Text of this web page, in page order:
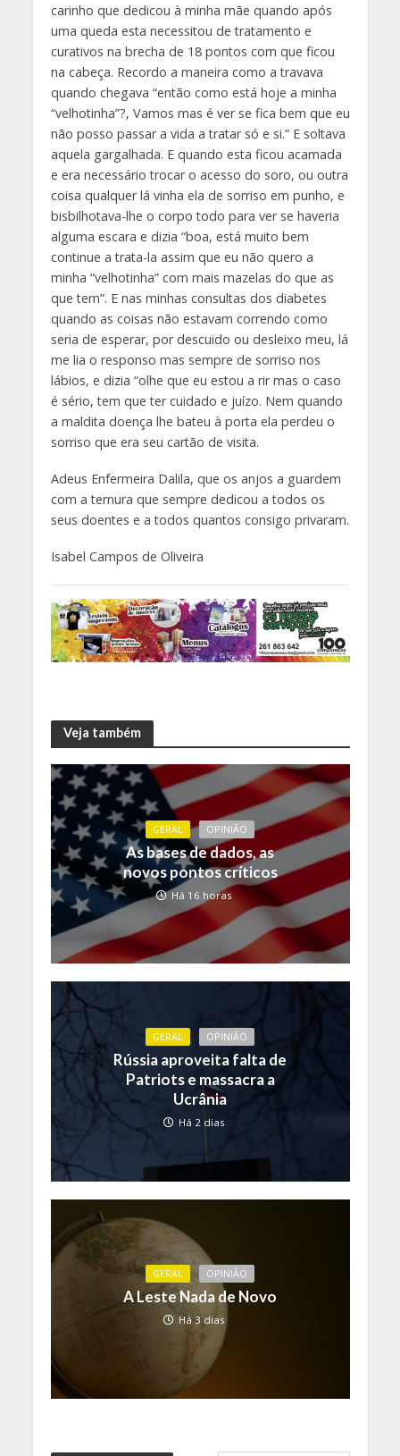
carinho que dedicou à minha mãe quando após
uma queda esta necessitou de tratamento e
curativos na brecha de 18 pontos com que ficou
na cabeça. Recordo a maneira como a travava
quando chegava “então como está hoje a minha
“velhotinha”?, Vamos mas é ver se fica bem que eu
não posso passar a vida a tratar só e si.” E soltava
aquela gargalhada. E quando esta ficou acamada
e era necessário trocar o acesso do soro, ou outra
coisa qualquer lá vinha ela de sorriso em punho, e
bisbilhotava-lhe o corpo todo para ver se haveria
alguma escara e dizia “boa, está muito bem
continue a trata-la assim que eu não quero a
minha “velhotinha” com mais mazelas do que as
que tem”. E nas minhas consultas dos diabetes
quando as coisas não estavam correndo como
seria de esperar, por descuido ou desleixo meu, lá
me lia o responso mas sempre de sorriso nos
lábios, e dizia “olhe que eu estou a rir mas o caso
é sério, tem que ter cuidado e juízo. Nem quando
a maldita doença lhe bateu à porta ela perdeu o
sorriso que era seu cartão de visita.
Adeus Enfermeira Dalila, que os anjos a guardem
com a ternura que sempre dedicou a todos os
seus doentes e a todos quantos consigo privaram.
Isabel Campos de Oliveira
Veja também
GERAL OPINIÃO
As bases de dados, as
novos pontos críticos
Há 16 horas
GERAL OPINIÃO
Rússia aproveita falta de
Patriots e massacra a
Ucrânia
Há 2 dias
GERAL OPINIÃO
A Leste Nada de Novo
Há 3 dias